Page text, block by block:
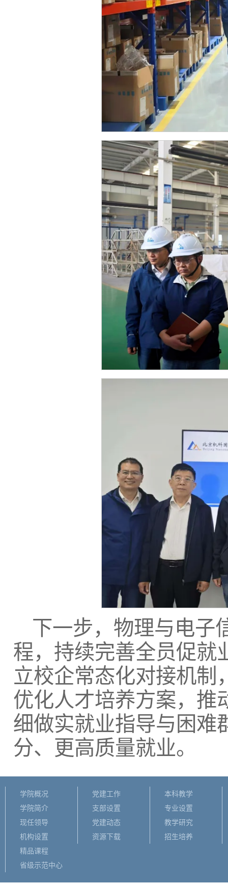
下一步，物理与电子
程，持续完善全员促就
立校企常态化对接机制
优化人才培养方案，推
细做实就业指导与困难
分、更高质量就业。
学院概况 党建工作
本科教学
学院简介
支部设置
专业设置
现任领导
党建动态
教学研究
机构设置
资源下载
招生培养
精品课程
省级示范中心